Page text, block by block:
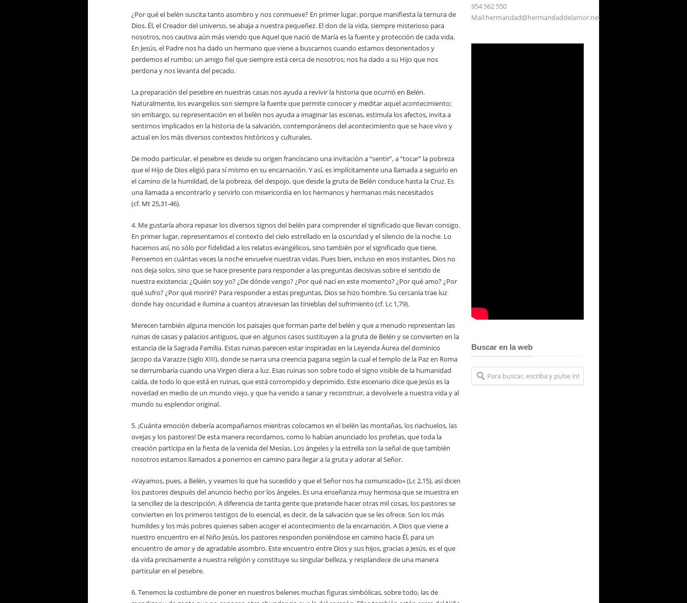
¿Por qué el belén suscita tanto asombro y nos conmueve? En primer lugar, porque manifiesta la ternura de
Dios. Él, el Creador del universo, se abaja a nuestra pequeñez. El don de la vida, siempre misterioso para
nosotros, nos cautiva aún más viendo que Aquel que nació de María es la fuente y protección de cada vida.
En Jesús, el Padre nos ha dado un hermano que viene a buscarnos cuando estamos desorientados y
perdemos el rumbo; un amigo fiel que siempre está cerca de nosotros; nos ha dado a su Hijo que nos
perdona y nos levanta del pecado.
La preparación del pesebre en nuestras casas nos ayuda a revivir la historia que ocurrió en Belén.
Naturalmente, los evangelios son siempre la fuente que permite conocer y meditar aquel acontecimiento;
sin embargo, su representación en el belén nos ayuda a imaginar las escenas, estimula los afectos, invita a
sentirnos implicados en la historia de la salvación, contemporáneos del acontecimiento que se hace vivo y
actual en los más diversos contextos históricos y culturales.
De modo particular, el pesebre es desde su origen franciscano una invitación a “sentir”, a “tocar” la pobreza
que el Hijo de Dios eligió para sí mismo en su encarnación. Y así, es implícitamente una llamada a seguirlo en
el camino de la humildad, de la pobreza, del despojo, que desde la gruta de Belén conduce hasta la Cruz. Es
una llamada a encontrarlo y servirlo con misericordia en los hermanos y hermanas más necesitados
(cf. Mt25,31-46).
4. Me gustaría ahora repasar los diversos signos del belén para comprender el significado que llevan consigo.
En primer lugar, representamos el contexto del cielo estrellado en la oscuridad y el silencio de la noche. Lo
hacemos así, no sólo por fidelidad a los relatos evangélicos, sino también por el significado que tiene.
Pensemos en cuántas veces la noche envuelve nuestras vidas. Pues bien, incluso en esos instantes, Dios no
nos deja solos, sino que se hace presente para responder a las preguntas decisivas sobre el sentido de
nuestra existencia: ¿Quién soy yo? ¿De dónde vengo? ¿Por qué nací en este momento? ¿Por qué amo? ¿Por
qué sufro? ¿Por qué moriré? Para responder a estas preguntas, Dios se hizo hombre. Su cercanía trae luz
donde hay oscuridad e ilumina a cuantos atraviesan las tinieblas del sufrimiento (cf. Lc 1,79).
Merecen también alguna mención los paisajes que forman parte del belén y que a menudo representan las
ruinas de casas y palacios antiguos, que en algunos casos sustituyen a la gruta de Belén y se convierten en la
estancia de la Sagrada Familia. Estas ruinas parecen estar inspiradas en la Leyenda Áureadel dominico
Jacopo da Varazze (siglo XIII), donde se narra una creencia pagana según la cual el templo de la Paz en Roma
se derrumbaría cuando una Virgen diera a luz. Esas ruinas son sobre todo el signo visible de la humanidad
caída, de todo lo que está en ruinas, que está corrompido y deprimido. Este escenario dice que Jesús es la
novedad en medio de un mundo viejo, y que ha venido a sanar y reconstruir, a devolverle a nuestra vida y al
mundo su esplendor original.
5. ¡Cuánta emoción debería acompañarnos mientras colocamos en el belén las montañas, los riachuelos, las
ovejas y los pastores! De esta manera recordamos, como lo habían anunciado los profetas, que toda la
creación participa en la fiesta de la venida del Mesías. Los ángeles y la estrella son la señal de que también
nosotros estamos llamados a ponernos en camino para llegar a la gruta y adorar al Señor.
«Vayamos, pues, a Belén, y veamos lo que ha sucedido y que el Señor nos ha comunicado» (Lc2,15), así dicen
los pastores después del anuncio hecho por los ángeles. Es una enseñanza muy hermosa que se muestra en
la sencillez de la descripción. A diferencia de tanta gente que pretende hacer otras mil cosas, los pastores se
convierten en los primeros testigos de lo esencial, es decir, de la salvación que se les ofrece. Son los más
humildes y los más pobres quienes saben acoger el acontecimiento de la encarnación. A Dios que viene a
nuestro encuentro en el Niño Jesús, los pastores responden poniéndose en camino hacia Él, para un
encuentro de amor y de agradable asombro. Este encuentro entre Dios y sus hijos, gracias a Jesús, es el que
da vida precisamente a nuestra religión y constituye su singular belleza, y resplandece de una manera
particular en el pesebre.
6. Tenemos la costumbre de poner en nuestros belenes muchas figuras simbólicas, sobre todo, las de
954 562 550
Mail:hermandad@hermandaddelamor.net
Buscar en la web